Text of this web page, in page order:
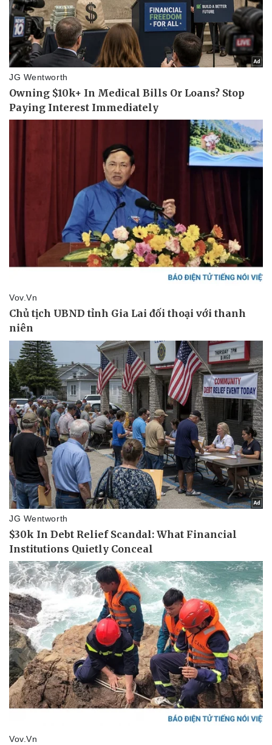
Pháp luật
Vụ án
Tin nóng
Tư vấn luật
Quân sự - Quốc phòng
Vũ khí
Việt Nam
Phân tích